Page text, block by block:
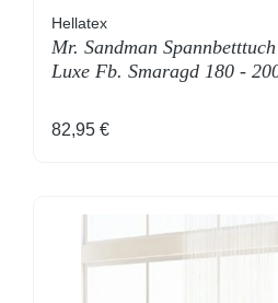
Hellatex
Mr. Sandman
Luxe Fb. Smaragd 180 -
Regulärer Preis:
82,95 €